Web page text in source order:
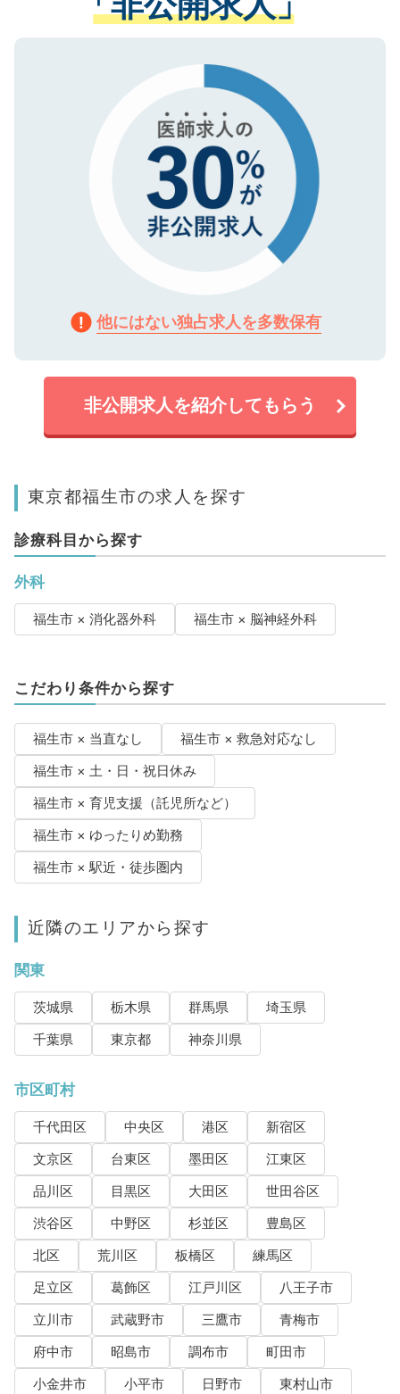
る、プライバシーマークを取得済みです。
で、機密保持に関してもご安心ください。
ない方には、長期的なサポートが可能です
ので、まずはご登録ください。
他にはない独占求人を多数保有
非公開求人を紹介してもらう
東京都福生市の求人を探す
診療科目から探す
外科
福生市 × 消化器外科 福生市 × 脳神経外科
こだわり条件から探す
福生市 × 当直なし
福生市 × 救急対応なし
福生市 × 土・日・祝日休み
福生市 × 育児支援（託児所など）
福生市 × ゆったりめ勤務
福生市 × 駅近・徒歩圏内
近隣のエリアから探す
関東
茨城県 栃木県 群馬県
埼玉県
千葉県
東京都 神奈川県
市区町村
千代田区 中央区 港区
新宿区
文京区
台東区 墨田区
江東区
品川区
目黒区 大田区
世田谷区
渋谷区
中野区 杉並区
豊島区
北区
荒川区 板橋区
練馬区
足立区
葛飾区 江戸川区
八王子市
立川市
武蔵野市 三鷹市
青梅市
府中市
昭島市 調布市
町田市
小金井市
小平市 日野市
東村山市